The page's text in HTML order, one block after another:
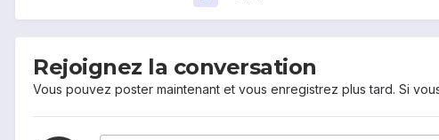
Rejoignez la conversation
Vous pouvez poster maintenant et vous enregistrez plus tard. Si